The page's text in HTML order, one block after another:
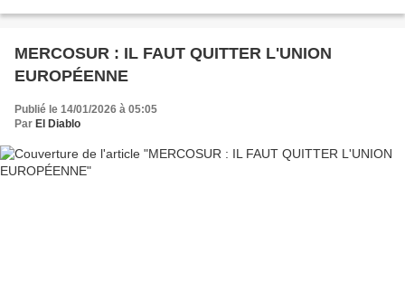
MERCOSUR : IL FAUT QUITTER L'UNION
EUROPÉENNE
Publié le 14/01/2026 à 05:05
Par El Diablo